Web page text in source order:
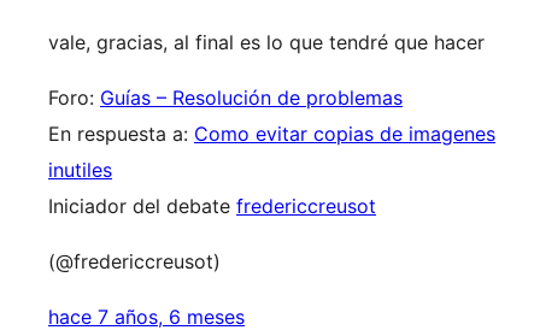
vale, gracias, al final es lo que tendré que hacer
Foro: Guías – Resolución de problemas
En respuesta a: Como evitar copias de imagenes
inutiles
Iniciador del debate fredericcreusot
(@fredericcreusot)
hace 7 años, 6 meses